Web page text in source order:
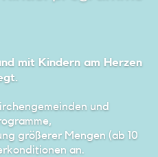
mit Kindern am Herzen
und
größerer Mengen (ab 10
an.